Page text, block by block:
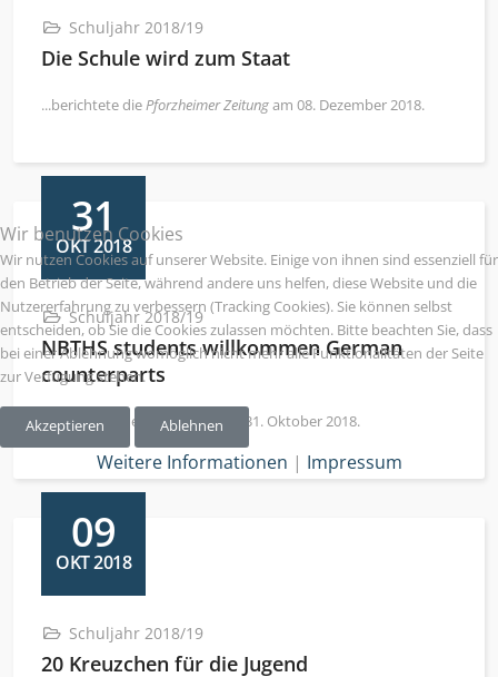
Schuljahr 2018/19
Die Schule wird zum Staat
...berichtete diePforzheimer Zeitungam 08. Dezember 2018.
31
OKT 2018
Schuljahr 2018/19
NBTHS students willkommen German
counterparts
...berichtete der Sentinel NSam 31. Oktober 2018.
09
OKT 2018
Schuljahr 2018/19
20 Kreuzchen für die Jugend
Wir benutzen Cookies
Wir nutzen Cookies auf unserer Website. Einige von ihnen sind essenziell für
den Betrieb der Seite, während andere uns helfen, diese Website und die
Nutzererfahrung zu verbessern (Tracking Cookies). Sie können selbst
entscheiden, ob Sie die Cookies zulassen möchten. Bitte beachten Sie, dass
bei einer Ablehnung womöglich nicht mehr alle Funktionalitäten der Seite
zur Verfügung stehen.
Akzeptieren Ablehnen
Weitere Informationen | Impressum